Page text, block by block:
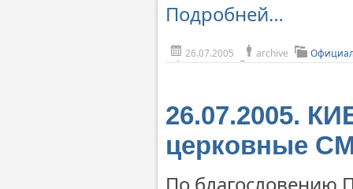
Подробней…
26.07.2005 archive
26.07.2005.
церковные